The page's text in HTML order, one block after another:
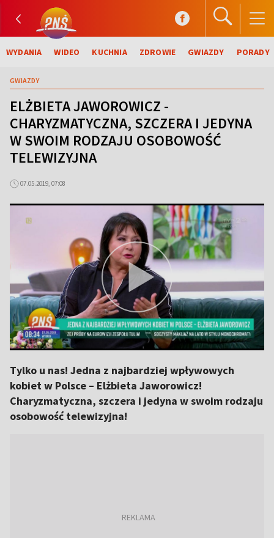
WYDANIA WIDEO KUCHNIA ZDROWIE GWIAZDY PORADY
GWIAZDY
ELŻBIETA JAWOROWICZ -
CHARYZMATYCZNA, SZCZERA I JEDYNA
W SWOIM RODZAJU OSOBOWOŚĆ
TELEWIZYJNA
07.05.2019, 07:08
Tylko u nas! Jedna z najbardziej wpływowych
kobiet w Polsce – Elżbieta Jaworowicz!
Charyzmatyczna, szczera i jedyna w swoim rodzaju
osobowość telewizyjna!